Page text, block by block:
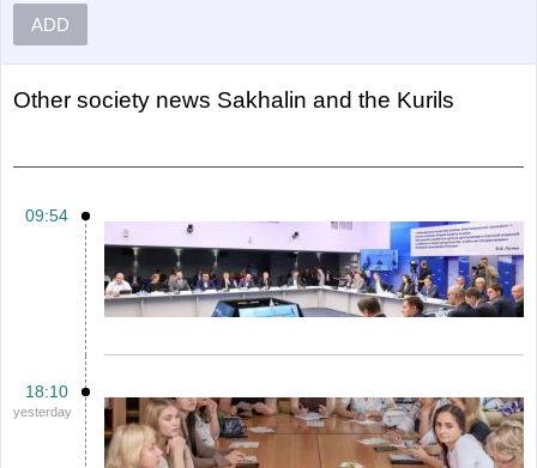
ADD
Other Society news Sakhalin and the Kurils
09:54
18:10
yesterday